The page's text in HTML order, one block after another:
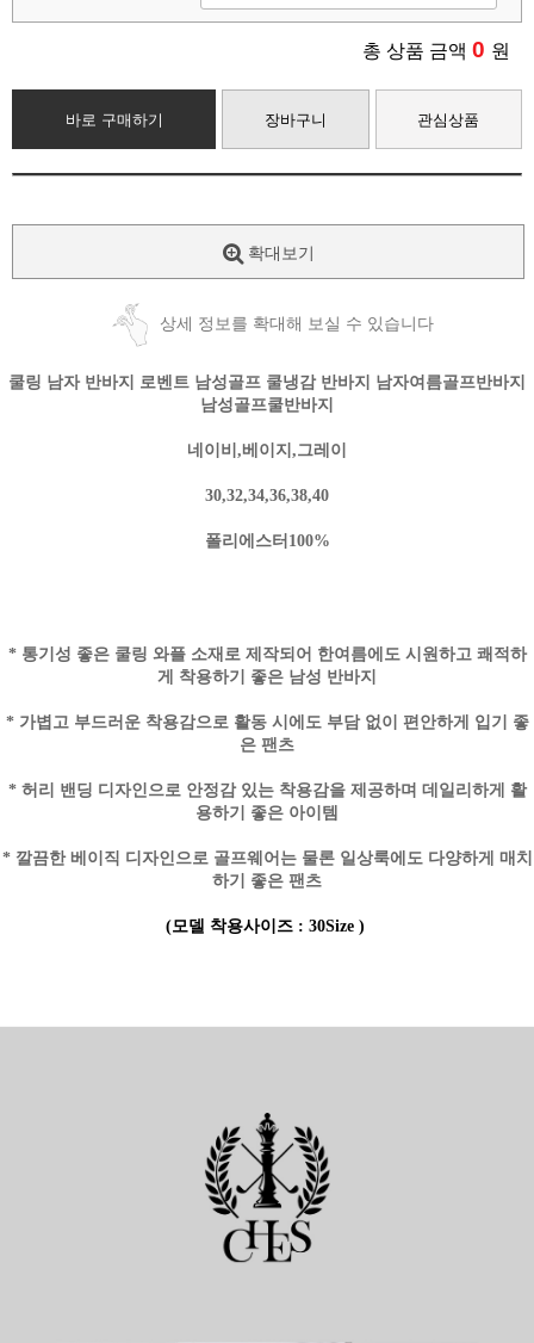
총 상품 금액 0 원
바로 구매하기 장바구니 관심상품
확대보기
상세 정보를 확대해 보실 수 있습니다
쿨링 남자 반바지 로벤트 남성골프 쿨냉감 반바지 남자여름골프반바지
남성골프쿨반바지
네이비,베이지,그레이
30,32,34,36,38,40
폴리에스터100%
* 통기성 좋은 쿨링 와플 소재로 제작되어 한여름에도 시원하고 쾌적하
게 착용하기 좋은 남성 반바지
* 가볍고 부드러운 착용감으로 활동 시에도 부담 없이 편안하게 입기 좋
은 팬츠
* 허리 밴딩 디자인으로 안정감 있는 착용감을 제공하며 데일리하게 활
용하기 좋은 아이템
* 깔끔한 베이직 디자인으로 골프웨어는 물론 일상룩에도 다양하게 매치
하기 좋은 팬츠
(모델 착용사이즈 : 30Size )